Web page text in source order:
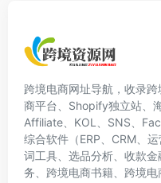
跨境电商网址导航，收录
商平台、Shopify独立站、
Affiliate、KOL、SNS、
综合软件（ERP、CRM、
词工具、选品分析、收款
务、跨境电商书籍、跨境